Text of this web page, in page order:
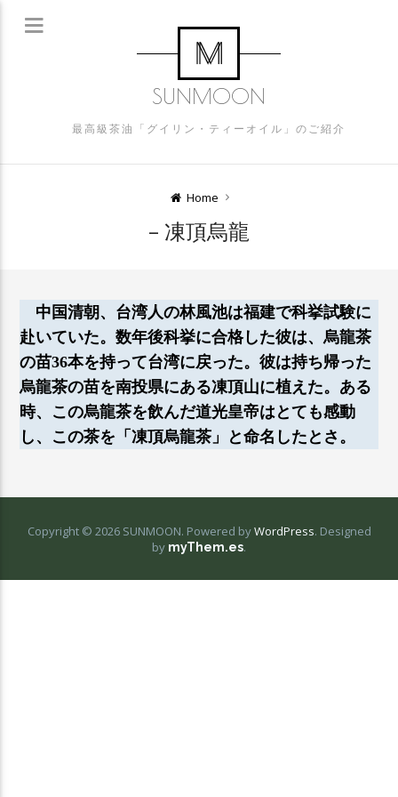
SUNMOON
最高級茶油「グイリン・ティーオイル」のご紹介
Home
– 凍頂烏龍
中国清朝、台湾人の林風池は福建で科挙試験に
赴いていた。数年後科挙に合格した彼は、烏龍茶
の苗36本を持って台湾に戻った。彼は持ち帰った
烏龍茶の苗を南投県にある凍頂山に植えた。ある
時、この烏龍茶を飲んだ道光皇帝はとても感動
し、この茶を「凍頂烏龍茶」と命名したとさ。
Copyright © 2026 SUNMOON. Powered byWordPress. Designed
by myThem.es.